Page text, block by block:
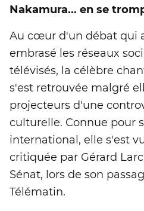
Nakamura... en se
Au cœur d'un débat qui
embrasé les réseaux
télévisés, la célèbre
s'est retrouvée malgré
projecteurs d'une
culturelle. Connue pour
international, elle s'est
critiquée par Gérard
Sénat, lors de son
Télématin.